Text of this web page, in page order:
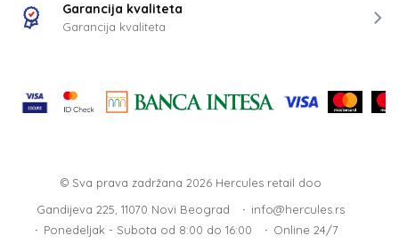
Garancija kvaliteta
Garancija kvaliteta
© Sva prava zadržana 2026Hercules retail doo
Gandijeva 225, 11070 Novi Beograd
info@hercules.rs
Ponedeljak - Subota od 8:00 do 16:00
Online 24/7